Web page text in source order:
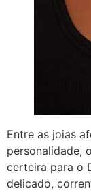
Entre as joias
personalidade,
certeira para o
delicado,